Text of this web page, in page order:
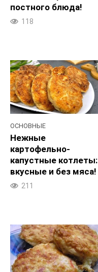
постного блюда!
118
ОСНОВНЫЕ
Нежные
картофельно-
капустные котлеты:
вкусные и без мяса!
211